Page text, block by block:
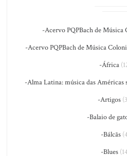
-Acervo PQPBach de Música
-Acervo PQPBach de Música
-África
-Alma Latina: música das
-Artigos
-Balaio de
-Bálcãs
-Blues